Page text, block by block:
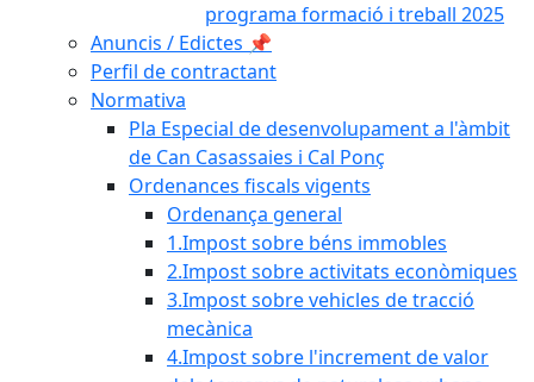
programa formació i treball 2025
Anuncis / Edictes 📌
Perfil de contractant
Normativa
Pla Especial de desenvolupament a l'àmbit
de Can Casassaies i Cal Ponç
Ordenances fiscals vigents
Ordenança general
1.Impost sobre béns immobles
2.Impost sobre activitats econòmiques
3.Impost sobre vehicles de tracció
mecànica
4.Impost sobre l'increment de valor